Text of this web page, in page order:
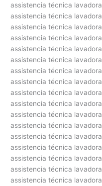
assistencia técnica lavadora
assistencia técnica lavadora
assistencia técnica lavadora
assistencia técnica lavadora
assistencia técnica lavadora
assistencia técnica lavadora
assistencia técnica lavadora
assistencia técnica lavadora
assistencia técnica lavadora
assistencia técnica lavadora
assistencia técnica lavadora
assistencia técnica lavadora
assistencia técnica lavadora
assistencia técnica lavadora
assistencia técnica lavadora
assistencia técnica lavadora
assistencia técnica lavadora